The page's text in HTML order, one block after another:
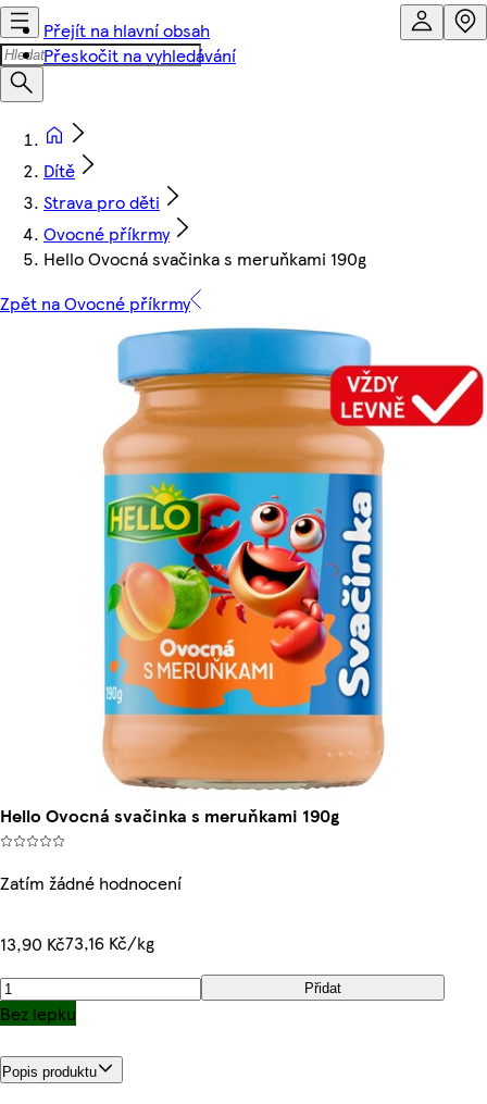
Přejít na hlavní obsah
Přeskočit na vyhledávání
Dítě
Strava pro děti
Ovocné příkrmy
Hello Ovocná svačinka s meruňkami 190g
Zpět na Ovocné příkrmy
Hello Ovocná svačinka s meruňkami 190g
Zatím žádné hodnocení
13,90 Kč73,16 Kč/kg
Přidat
Bez lepku
Popis produktu